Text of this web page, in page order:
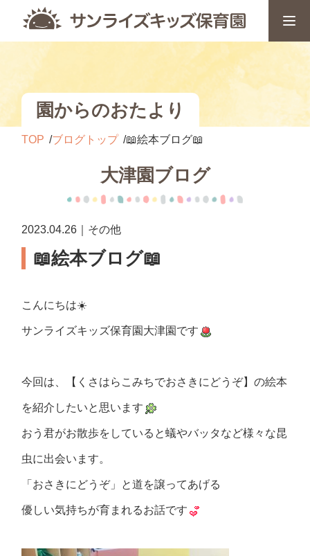
園からのおたより
TOP ブログトップ 📖絵本ブログ📖
大津園ブログ
2023.04.26｜その他
📖絵本ブログ📖
こんにちは☀️
サンライズキッズ保育園大津園です
今回は、【くさはらこみちでおさきにどうぞ】の絵本
を紹介したいと思います
おう君がお散歩をしていると蟻やバッタなど様々な昆
虫に出会います。
「おさきにどうぞ」と道を譲ってあげる
優しい気持ちが育まれるお話です